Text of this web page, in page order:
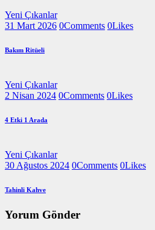
Yeni Çıkanlar
31 Mart 2026 0Comments 0Likes
Bakım Ritüeli
Yeni Çıkanlar
2 Nisan 2024 0Comments 0Likes
4 Etki 1 Arada
Yeni Çıkanlar
30 Ağustos 2024 0Comments 0Likes
Tahinli Kahve
Yorum Gönder